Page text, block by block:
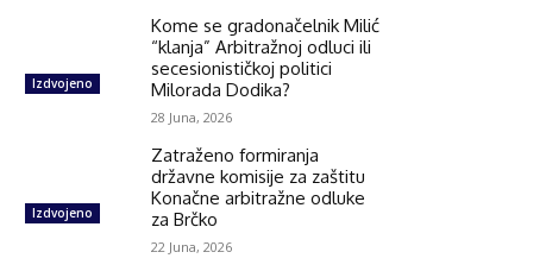
Izdvojeno
Kome se gradonačelnik Milić
“klanja” Arbitražnoj odluci ili
secesionističkoj politici
Milorada Dodika?
28 Juna, 2026
Izdvojeno
Zatraženo formiranja
državne komisije za zaštitu
Konačne arbitražne odluke
za Brčko
22 Juna, 2026